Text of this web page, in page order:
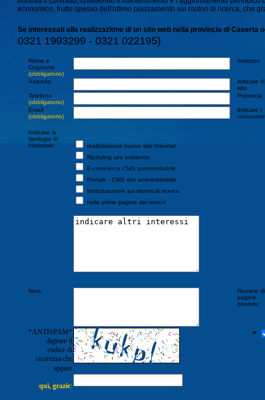
economico, frutto spesso dell'ottimo piazzamento sui motori di ricerca, che
Se interessati alla realizzazione di un sito web nella provincia di Caserta
0321 1993299 - 0321 022195)
Nome e
Cognome
(obbligatorio)
Indirizzo
Azienda
indicare
sito
Telefono
(obbligatorio)
Provincia
Email
(obbligatorio)
indicare i
Indicare la
tipologia di
interesse:
realizzazione nuovo sito Internet
Restyling sito esistente
E-commerce CMS amministrabile
Portale - CMS sito amministrabile
Indicizzazione sui motori di ricerca
nelle prime pagine dei motori
Note:
Numero di
pagine
previste:
*ANTISPAM*
digitare il
codice di
sicurezza che
appare
quì, grazie:
*